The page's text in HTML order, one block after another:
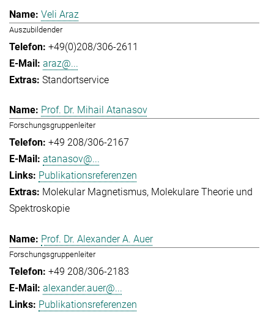
Veli Araz
Auszubildender
+49(0)208/306-2611
araz@...
Standortservice
Prof. Dr. Mihail Atanasov
Forschungsgruppenleiter
+49 208/306-2167
atanasov@...
Publikationsreferenzen
Molekular Magnetismus Molekulare Theorie und
Spektroskopie
Prof. Dr. Alexander A. Auer
Forschungsgruppenleiter
+49 208/306-2183
alexander.auer@...
Publikationsreferenzen